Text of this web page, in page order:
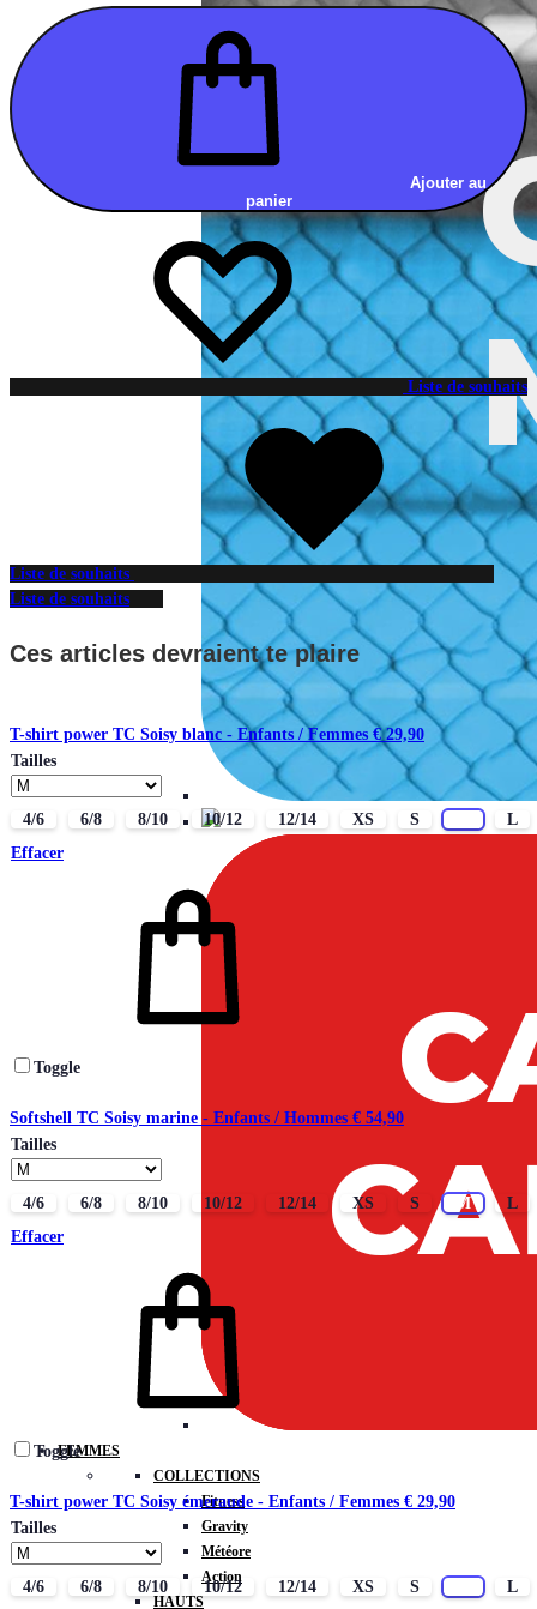
FEMMES
COLLECTIONS
Fitness
Gravity
Météore
Action
HAUTS
Ajouter au
panier
Liste de souhaits
Liste de souhaits
Liste de souhaits
Ces articles devraient te plaire
T-shirt power TC Soisy blanc - Enfants / Femmes €29,90
Tailles
4/6 6/8 8/10 10/12 12/14 XS S
L
Effacer
Toggle
Softshell TC Soisy marine - Enfants / Hommes € 54,90
Tailles
4/6 6/8 8/10 10/12 12/14 XS S M
L
Effacer
Toggle
T-shirt power TC Soisy émeraude - Enfants / Femmes € 29,90
Tailles
4/6 6/8 8/10 10/12 12/14 XS S
L